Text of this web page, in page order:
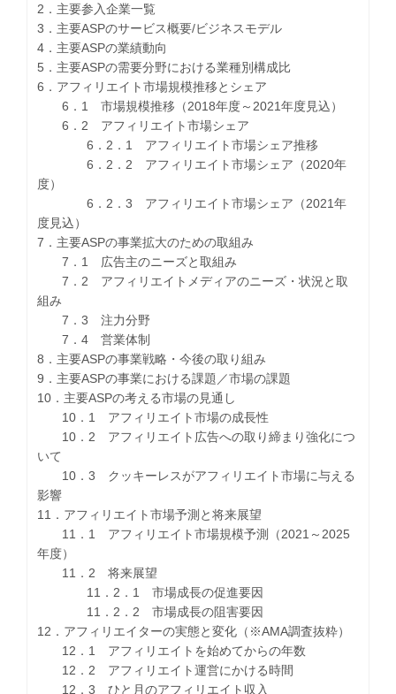
2．主要参入企業一覧
3．主要ASPのサービス概要/ビジネスモデル
4．主要ASPの業績動向
5．主要ASPの需要分野における業種別構成比
6．アフィリエイト市場規模推移とシェア
6．1 市場規模推移（2018年度～2021年度見込）
6．2 アフィリエイト市場シェア
6．2．1 アフィリエイト市場シェア推移
6．2．2 アフィリエイト市場シェア（2020年
度）
6．2．3 アフィリエイト市場シェア（2021年
度見込）
7．主要ASPの事業拡大のための取組み
7．1 広告主のニーズと取組み
7．2 アフィリエイトメディアのニーズ・状況と取
組み
7．3 注力分野
7．4 営業体制
8．主要ASPの事業戦略・今後の取り組み
9．主要ASPの事業における課題／市場の課題
10．主要ASPの考える市場の見通し
10．1 アフィリエイト市場の成長性
10．2 アフィリエイト広告への取り締まり強化につ
いて
10．3 クッキーレスがアフィリエイト市場に与える
影響
11．アフィリエイト市場予測と将来展望
11．1 アフィリエイト市場規模予測（2021～2025
年度）
11．2 将来展望
11．2．1 市場成長の促進要因
11．2．2 市場成長の阻害要因
12．アフィリエイターの実態と変化（※AMA調査抜粋）
12．1 アフィリエイトを始めてからの年数
12．2 アフィリエイト運営にかける時間
12．3 ひと月のアフィリエイト収入